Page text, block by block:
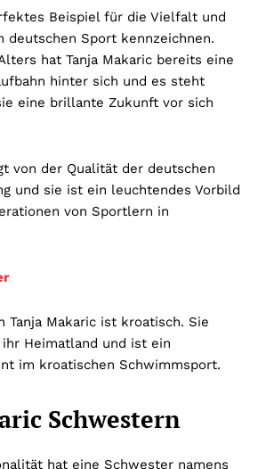
Beispiel für die Vielfalt und
deutschen Sport kennzeichnen.
hat Tanja Makaric bereits eine
hinter sich und es steht
eine brillante Zukunft vor sich
von der Qualität der deutschen
und sie ist ein leuchtendes Vorbild
von Sportlern in
Tanja Makaric ist kroatisch. Sie
Heimatland und ist ein
im kroatischen Schwimmsport.
Schwestern
hat eine Schwester namens